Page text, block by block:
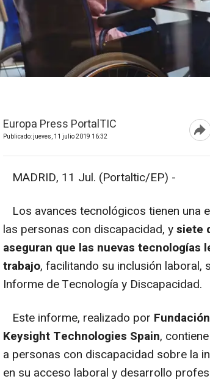
Europa Press PortalTIC
Publicado: jueves, 11 julio 2019 16:32
MADRID, 11 Jul. (Portaltic/EP) -
Los avances tecnológicos tienen una
las personas con discapacidad, ysiete
aseguran que las nuevas tecnologías
trabajo, facilitando su inclusión laboral,
Informe de Tecnología y Discapacidad.
Este informe, realizado por
Keysight Technologies Spain,
a personas con discapacidad sobre la
en su acceso laboral y desarrollo